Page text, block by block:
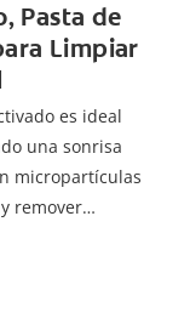
Pasta de
Limpiar
es ideal
una sonrisa
micropartículas
remover